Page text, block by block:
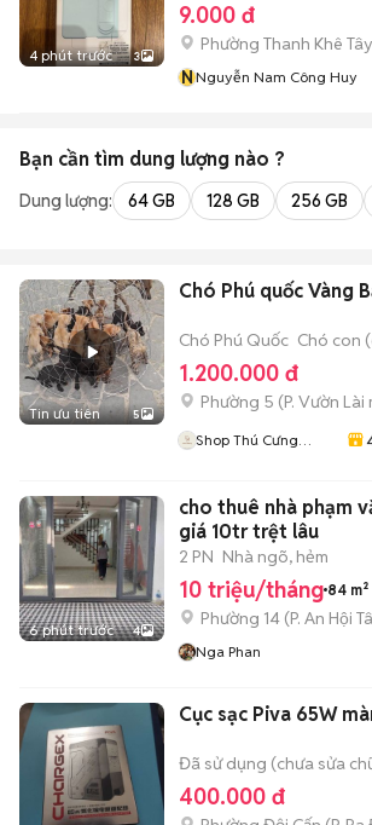
4 phút trước 3
9.000 đ
Phường Thanh Khê Tây
NNguyễn Nam Công Huy
Bạn cần tìm dung lượng nào ?
Dung lượng: 64 GB 128 GB 256 GB
Tin ưu tiên 5
Chó Phú quốc Vàng
Chó Phú Quốc Chó con
1.200.000 đ
Phường 5 (P. Vườn Lài
Shop Thú Cưng
6 phút trước 4
cho thuê nhà phạm
giá 10tr trệt lâu
2 PN Nhà ngõ, hẻm
10 triệu/tháng 84 m²
Phường 14 (P. An Hội
Nga Phan
Cục sạc Piva 65W
Đã sử dụng (chưa sửa
400.000 đ